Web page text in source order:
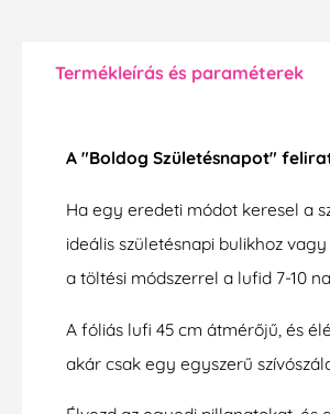
Termékleírás és paraméterek
A "Boldog Születésnapot"
Ha egy eredeti módot keresel a
ideális születésnapi bulikhoz
a töltési módszerrel a lufid 7-10
A fóliás lufi 45 cm átmérőjű, és
akár csak egy egyszerű